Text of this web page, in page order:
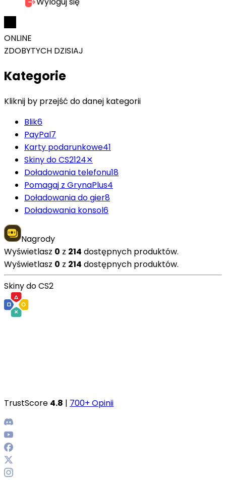
ONLINE
ZDOBYTYCH DZISIAJ
Kategorie
Kliknij by przejść do danej kategorii
Blik6
PayPal7
Karty podarunkowe41
Skiny do CS2124✕
Doładowania telefonu18
Pomagaj z GrynaPlus4
Doładowania do gier8
Doładowania konsol6
Nagrody
Wyświetlasz 0 z 214 dostępnych produktów.
Wyświetlasz 0 z 214 dostępnych produktów.
Skiny do CS2
TrustScore 4.8 | 700+ Opinii